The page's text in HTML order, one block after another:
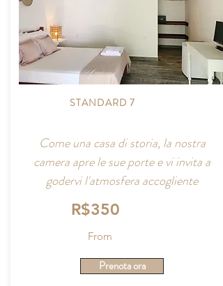
STANDARD 7
Come una casa di storia, la nostra
camera apre le sue porte e vi invita a
godervi l'atmosfera accogliente
R$350
From
Prenota ora